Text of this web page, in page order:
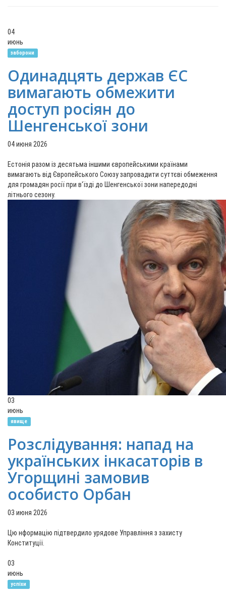
04
июнь
заборони
Одинадцять держав ЄС
вимагають обмежити
доступ росіян до
Шенгенської зони
04 июня 2026
Естонія разом із десятьма іншими європейськими країнами
вимагають від Європейського Союзу запровадити суттєві обмеження
для громадян росії при в'їзді до Шенгенської зони напередодні
літнього сезону.
03
июнь
явище
Розслідування: напад на
українських інкасаторів в
Угорщині замовив
особисто Орбан
03 июня 2026
Цю нформацію підтвердило урядове Управління з захисту
Конституції.
03
июнь
успіхи